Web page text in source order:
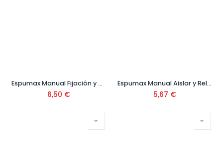
Espumax Manual Fijación y Montaje 750 ml Ref. 504809
6,50 €
Espumax Manual Aislar y Rellenar 750 ml Ref. 504802
5,67 €